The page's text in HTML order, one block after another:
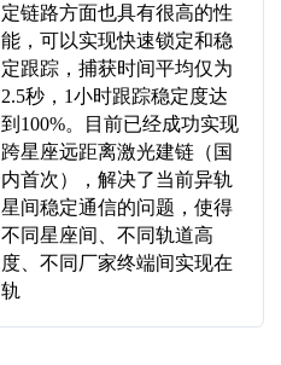
定链路方面也具有很高的性
能，可以实现快速锁定和稳
定跟踪，捕获时间平均仅为
2.5秒，1小时跟踪稳定度达
到100%。目前已经成功实现
跨星座远距离激光建链（国
内首次），解决了当前异轨
星间稳定通信的问题，使得
不同星座间、不同轨道高
度、不同厂家终端间实现在
轨